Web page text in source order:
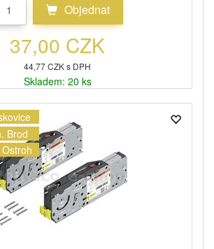
Objednat
37,00 CZK
44,77 CZK s DPH
Skladem: 20 ks
Brod